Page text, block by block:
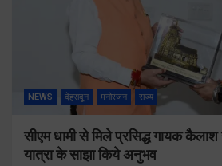
NEWS देहरादून मनोरंजन राज्य
सीएम धामी से मिले प्रसिद्ध गायक
यात्रा के साझा किये अनुभव